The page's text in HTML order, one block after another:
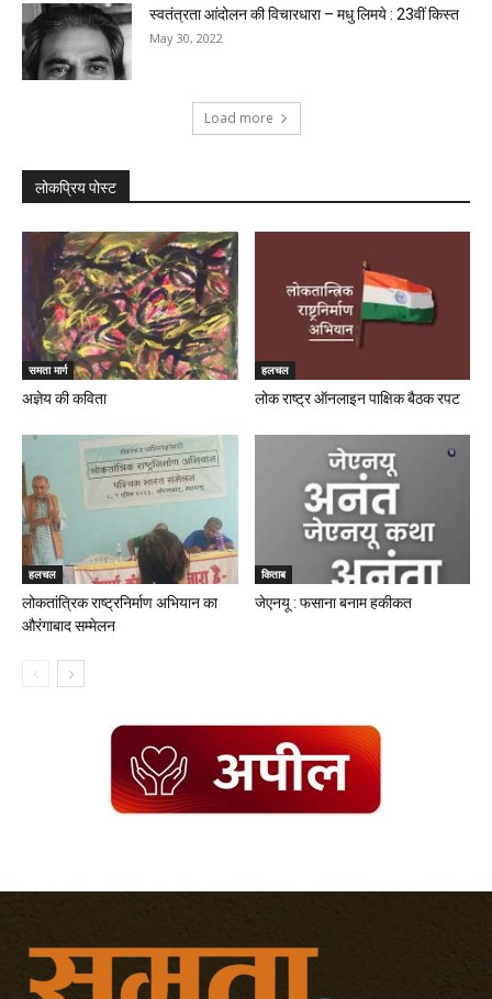
स्वतंत्रता आंदोलन की विचारधारा – मधु लिमये : 23वीं किस्त
May 30, 2022
Load more
लोकप्रिय पोस्ट
समता मार्ग
अज्ञेय की कविता
हलचल
लोक राष्ट्र ऑनलाइन पाक्षिक बैठक रपट
हलचल
लोकतांत्रिक राष्ट्रनिर्माण अभियान का
औरंगाबाद सम्मेलन
किताब
जेएनयू : फसाना बनाम हकीकत